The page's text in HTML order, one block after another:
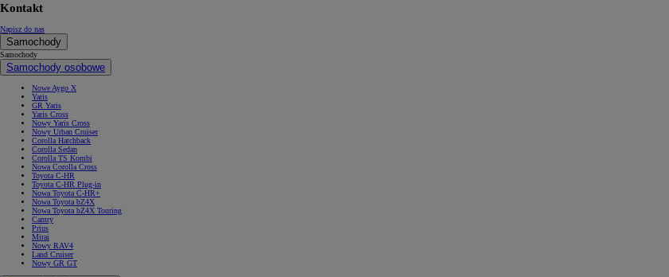
Kontakt
Napisz do nas
Samochody
Samochody
Samochody osobowe
Nowe Aygo X
Yaris
GR Yaris
Yaris Cross
Nowy Yaris Cross
Nowy Urban Cruiser
Corolla Hatchback
Corolla Sedan
Corolla TS Kombi
Nowa Corolla Cross
Toyota C-HR
Toyota C-HR Plug-in
Nowa Toyota C-HR+
Nowa Toyota bZ4X
Nowa Toyota bZ4X Touring
Camry
Prius
Mirai
Nowy RAV4
Land Cruiser
Nowy GR GT